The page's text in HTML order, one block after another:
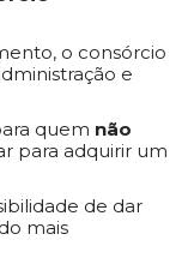
o consórcio
e
quem não
para adquirir um
de dar
mais